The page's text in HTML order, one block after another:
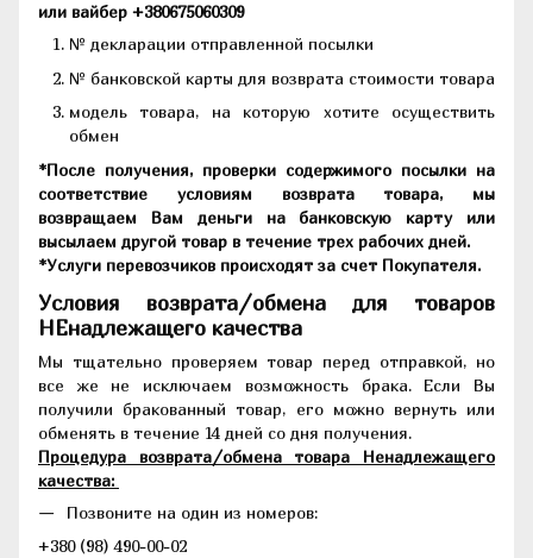
или вайбер +380675060309
№ декларации отправленной посылки
№ банковской карты для возврата стоимости товара
модель товара, на которую хотите осуществить
обмен
*После получения, проверки содержимого посылки на
соответствие условиям возврата товара, мы
возвращаем Вам деньги на банковскую карту или
высылаем другой товар в течение трех рабочих дней.
*Услуги перевозчиков происходят за счет Покупателя.
Условия возврата/обмена для товаров
НЕнадлежащего качества
Мы тщательно проверяем товар перед отправкой, но
все же не исключаем возможность брака. Если Вы
получили бракованный товар, его можно вернуть или
обменять в течение 14 дней со дня получения.
Процедура возврата/обмена товара Ненадлежащего
качества:
Позвоните на один из номеров:
+380 (98) 490-00-02